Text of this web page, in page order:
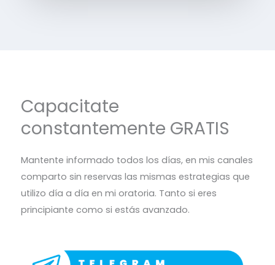
Capacitate
constantemente GRATIS
Mantente informado todos los días, en mis canales
comparto sin reservas las mismas estrategias que
utilizo día a día en mi oratoria. Tanto si eres
principiante como si estás avanzado.